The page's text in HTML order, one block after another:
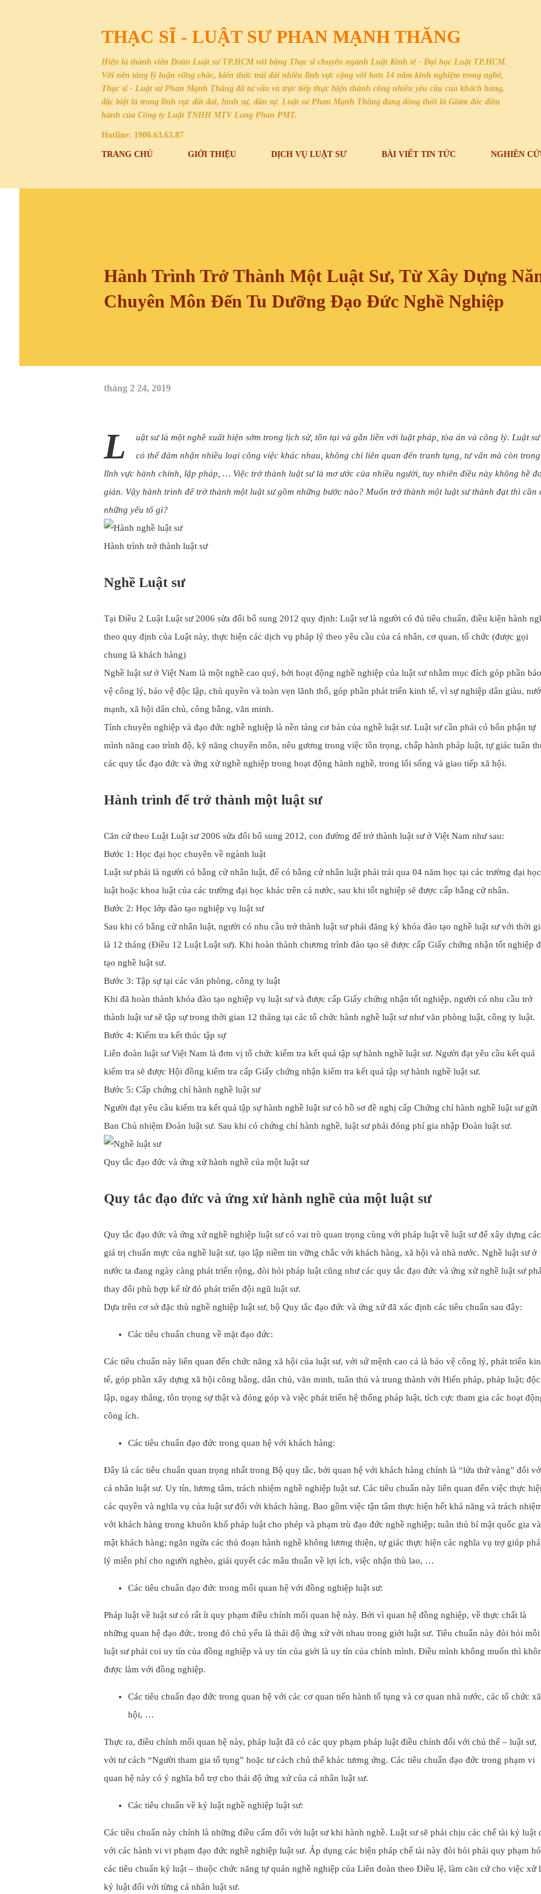
THẠC SĨ - LUẬT SƯ PHAN MẠNH THĂNG
Hiện là thành viên Đoàn Luật sư TP.HCM với bằng Thạc sĩ chuyên ngành Luật Kinh tế - Đại học Luật TP.HCM.
Với nền tảng lý luận vững chắc, kiến thức trải dài nhiều lĩnh vực cộng với hơn 14 năm kinh nghiệm trong nghề,
Thạc sĩ - Luật sư Phan Mạnh Thăng đã tư vấn và trực tiếp thực hiện thành công nhiều yêu cầu của khách hàng,
đặc biệt là trong lĩnh vực đất đai, hình sự, dân sự. Luật sư Phan Mạnh Thăng đang đồng thời là Giám đốc điều
hành của Công ty Luật TNHH MTV Long Phan PMT.
Hotline: 1900.63.63.87
TRANG CHỦ GIỚI THIỆU DỊCH VỤ LUẬT SƯ BÀI VIẾT TIN TỨC NGHIÊN
Hành Trình Trở Thành Một Luật Sư, Từ Xây Dựng
Chuyên Môn Đến Tu Dưỡng Đạo Đức Nghề Nghiệp
tháng 2 24, 2019
L
uật sư là một nghề xuất hiện sớm trong lịch sử, tồn tại và gắn liền với luật pháp, tòa án và công lý. Luật sư
có thể đảm nhận nhiều loại công việc khác nhau, không chỉ liên quan đến tranh tụng, tư vấn mà còn trong
lĩnh vực hành chính, lập pháp, … Việc trở thành luật sư là mơ ước của nhiều người, tuy nhiên điều này không hề
giản. Vậy hành trình để trở thành một luật sư gồm những bước nào? Muốn trở thành một luật sư thành đạt thì cần
những yếu tố gì?
Hành trình trở thành luật sư
Nghề Luật sư
Tại Điều 2 Luật Luật sư 2006 sửa đổi bổ sung 2012 quy định: Luật sư là người có đủ tiêu chuẩn, điều kiện hành
theo quy định của Luật này, thực hiện các dịch vụ pháp lý theo yêu cầu của cá nhân, cơ quan, tổ chức (được gọi
chung là khách hàng)
Nghề luật sư ở Việt Nam là một nghề cao quý, bởi hoạt động nghề nghiệp của luật sư nhằm mục đích góp phần bảo
vệ công lý, bảo vệ độc lập, chủ quyền và toàn vẹn lãnh thổ, góp phần phát triển kinh tế, vì sự nghiệp dân giàu,
mạnh, xã hội dân chủ, công bằng, văn minh.
Tính chuyên nghiệp và đạo đức nghề nghiệp là nền tảng cơ bản của nghề luật sư. Luật sư cần phải có bổn phận tự
mình năng cao trình độ, kỹ năng chuyên môn, nêu gương trong việc tôn trọng, chấp hành pháp luật, tự giác tuân
các quy tắc đạo đức và ứng xử nghề nghiệp trong hoạt động hành nghề, trong lối sống và giao tiếp xã hội.
Hành trình để trở thành một luật sư
Căn cứ theo Luật Luật sư 2006 sửa đổi bổ sung 2012, con đường để trở thành luật sư ở Việt Nam như sau:
Bước 1: Học đại học chuyên về ngành luật
Luật sư phải là người có bằng cử nhân luật, để có bằng cử nhân luật phải trải qua 04 năm học tại các trường đại học
luật hoặc khoa luật của các trường đại học khác trên cả nước, sau khi tốt nghiệp sẽ được cấp bằng cử nhân.
Bước 2: Học lớp đào tạo nghiệp vụ luật sư
Sau khi có bằng cử nhân luật, người có nhu cầu trở thành luật sư phải đăng ký khóa đào tạo nghề luật sư với thời
là 12 tháng (Điều 12 Luật Luật sư). Khi hoàn thành chương trình đào tạo sẽ được cấp Giấy chứng nhận tốt nghiệp
tạo nghề luật sư.
Bước 3: Tập sự tại các văn phòng, công ty luật
Khi đã hoàn thành khóa đào tạo nghiệp vụ luật sư và được cấp Giấy chứng nhận tốt nghiệp, người có nhu cầu trở
thành luật sư sẽ tập sự trong thời gian 12 tháng tại các tổ chức hành nghề luật sư như văn phòng luật, công ty luật.
Bước 4: Kiểm tra kết thúc tập sự
Liên đoàn luật sư Việt Nam là đơn vị tổ chức kiểm tra kết quả tập sự hành nghề luật sư. Người đạt yêu cầu kết quả
kiểm tra sẽ được Hội đồng kiểm tra cấp Giấy chứng nhận kiểm tra kết quả tập sự hành nghề luật sư.
Bước 5: Cấp chứng chỉ hành nghề luật sư
Người đạt yêu cầu kiểm tra kết quả tập sự hành nghề luật sư có hồ sơ đề nghị cấp Chứng chỉ hành nghề luật sư gửi
Ban Chủ nhiệm Đoàn luật sư. Sau khi có chứng chỉ hành nghề, luật sư phải đóng phí gia nhập Đoàn luật sư.
Quy tắc đạo đức và ứng xử hành nghề của một luật sư
Quy tắc đạo đức và ứng xử hành nghề của một luật sư
Quy tắc đạo đức và ứng xử nghề nghiệp luật sư có vai trò quan trọng cùng với pháp luật về luật sư để xây dựng các
giá trị chuẩn mực của nghề luật sư, tạo lập niềm tin vững chắc với khách hàng, xã hội và nhà nước. Nghề luật sư ở
nước ta đang ngày càng phát triển rộng, đòi hỏi pháp luật cũng như các quy tắc đạo đức và ứng xử nghề luật sư
thay đổi phù hợp kể từ đó phát triển đội ngũ luật sư.
Dựa trên cơ sở đặc thù nghề nghiệp luật sư, bộ Quy tắc đạo đức và ứng xử đã xác định các tiêu chuẩn sau đây:
Các tiêu chuẩn chung về mặt đạo đức:
Các tiêu chuẩn này liên quan đến chức năng xã hội của luật sư, với sứ mệnh cao cả là bảo vệ công lý, phát triển
tế, góp phần xây dựng xã hội công bằng, dân chủ, văn minh, tuân thủ và trung thành với Hiến pháp, pháp luật; độc
lập, ngay thẳng, tôn trọng sự thật và đóng góp và việc phát triển hệ thống pháp luật, tích cực tham gia các hoạt
công ích.
Các tiêu chuẩn đạo đức trong quan hệ với khách hàng:
Đây là các tiêu chuẩn quan trọng nhất trong Bộ quy tắc, bởi quan hệ với khách hàng chính là “lửa thử vàng” đối
cá nhân luật sư. Uy tín, lương tâm, trách nhiệm nghề nghiệp luật sư. Các tiêu chuẩn này liên quan đến việc thực
các quyền và nghĩa vụ của luật sư đối với khách hàng. Bao gồm việc tận tâm thực hiện hết khả năng và trách
với khách hàng trong khuôn khổ pháp luật cho phép và phạm trù đạo đức nghề nghiệp; tuân thủ bí mật quốc gia
mật khách hàng; ngăn ngừa các thủ đoạn hành nghề không lương thiện, tự giác thực hiện các nghĩa vụ trợ giúp
lý miễn phí cho người nghèo, giải quyết các mâu thuẫn về lợi ích, việc nhận thù lao, …
Các tiêu chuẩn đạo đức trong mối quan hệ với đồng nghiệp luật sư:
Pháp luật về luật sư có rất ít quy phạm điều chỉnh mối quan hệ này. Bởi vì quan hệ đồng nghiệp, về thực chất là
những quan hệ đạo đức, trong đó chủ yếu là thái độ ứng xử với nhau trong giới luật sư. Tiêu chuẩn này đòi hỏi mỗi
luật sư phải coi uy tín của đồng nghiệp và uy tín của giới là uy tín của chính mình. Điều mình không muốn thì
được làm với đồng nghiệp.
Các tiêu chuẩn đạo đức trong quan hệ với các cơ quan tiến hành tố tụng và cơ quan nhà nước, các tổ chức xã
hội, …
Thực ra, điều chỉnh mối quan hệ này, pháp luật đã có các quy phạm pháp luật điều chỉnh đối với chủ thể – luật sư,
với tư cách “Người tham gia tố tụng” hoặc tư cách chủ thể khác tương ứng. Các tiêu chuẩn đạo đức trong phạm vi
quan hệ này có ý nghĩa bổ trợ cho thái độ ứng xử của cá nhân luật sư.
Các tiêu chuẩn về kỷ luật nghề nghiệp luật sư:
Các tiêu chuẩn này chính là những điều cấm đối với luật sư khi hành nghề. Luật sư sẽ phải chịu các chế tài kỷ luật
với các hành vi vi phạm đạo đức nghề nghiệp luật sư. Áp dụng các biện pháp chế tài này đòi hỏi phải quy phạm
các tiêu chuẩn kỷ luật – thuộc chức năng tự quản nghề nghiệp của Liên đoàn theo Điều lệ, làm căn cứ cho việc xử
kỷ luật đối với từng cá nhân luật sư.